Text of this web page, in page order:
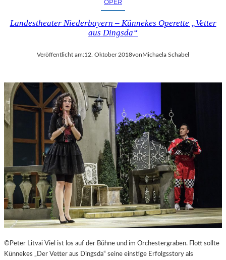
OPER
Landestheater Niederbayern – Künnekes Operette „Vetter
aus Dingsda“
Veröffentlicht am:12. Oktober 2018von Michaela Schabel
©Peter Litvai Viel ist los auf der Bühne und im Orchestergraben. Flott sollte
Künnekes „Der Vetter aus Dingsda“ seine einstige Erfolgsstory als